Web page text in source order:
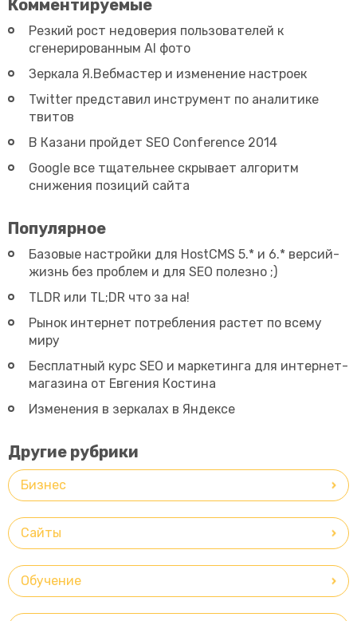
Комментируемые
Резкий рост недоверия пользователей к
сгенерированным AI фото
Зеркала Я.Вебмастер и изменение настроек
Twitter представил инструмент по аналитике
твитов
В Казани пройдет SEO Conference 2014
Google все тщательнее скрывает алгоритм
снижения позиций сайта
Популярное
Базовые настройки для HostCMS 5.* и 6.* версий-
жизнь без проблем и для SEO полезно ;)
TLDR или TL;DR что за на!
Рынок интернет потребления растет по всему
миру
Бесплатный курс SEO и маркетинга для интернет-
магазина от Евгения Костина
Изменения в зеркалах в Яндексе
Другие рубрики
Бизнес
Сайты
Обучение